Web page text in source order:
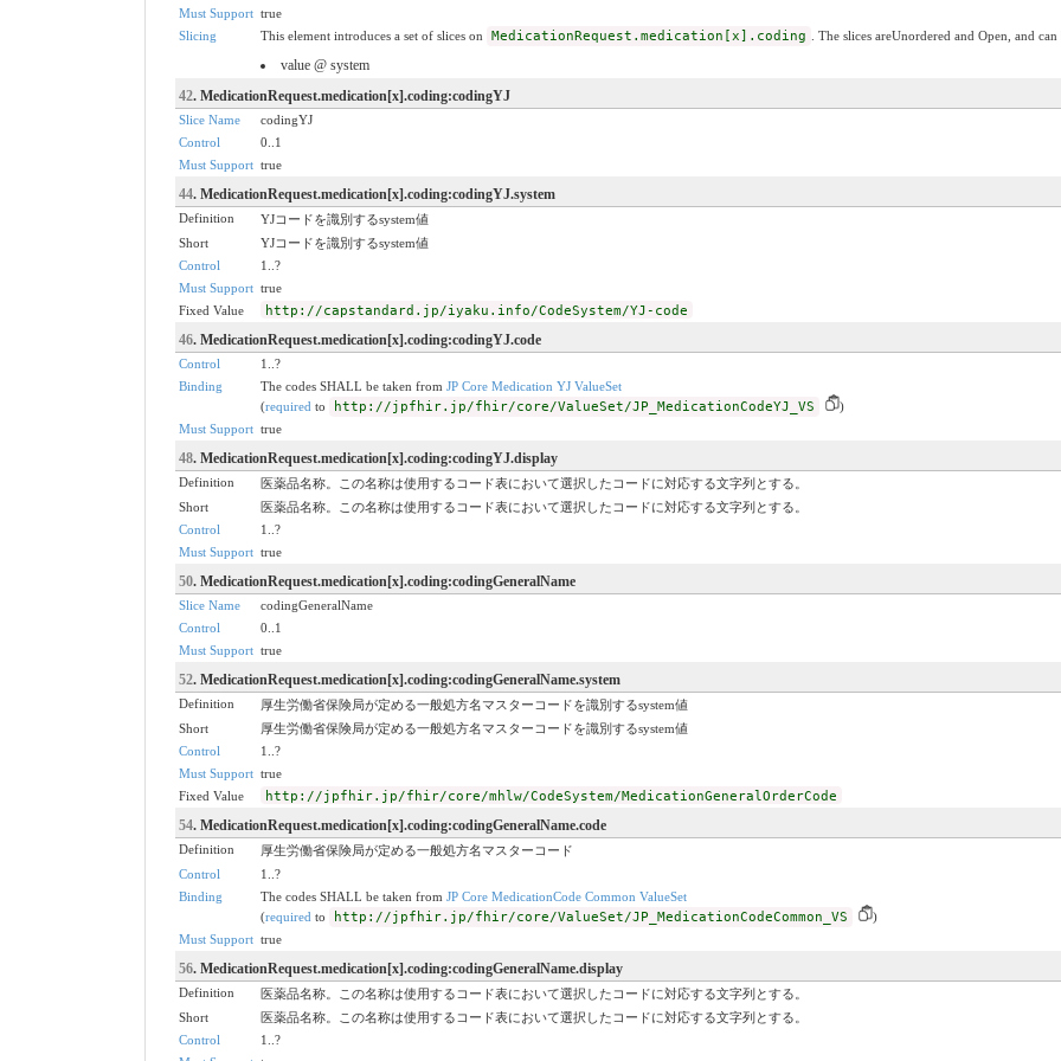
Must Support true
Slicing
This element introduces a set of slices on MedicationRequest.medication[x].coding . The slices areUnordered and Open, and
value @ system
42. MedicationRequest.medication[x].coding:codingYJ
Slice Name
codingYJ
Control
0..1
Must Support true
44. MedicationRequest.medication[x].coding:codingYJ.system
Definition
YJコードを識別するsystem値
Short
YJコードを識別するsystem値
Control
1..?
Must Support true
Fixed Value
http://capstandard.jp/iyaku.info/CodeSystem/YJ-code
46. MedicationRequest.medication[x].coding:codingYJ.code
Control
1..?
Binding
The codes SHALL be taken from JP Core Medication YJ ValueSet
(required to http://jpfhir.jp/fhir/core/ValueSet/JP_MedicationCodeYJ_VS
)
Must Support true
48. MedicationRequest.medication[x].coding:codingYJ.display
Definition
医薬品名称。この名称は使用するコード表において選択したコードに対応する文字列とする。
Short
医薬品名称。この名称は使用するコード表において選択したコードに対応する文字列とする。
Control
1..?
Must Support true
50. MedicationRequest.medication[x].coding:codingGeneralName
Slice Name
codingGeneralName
Control
0..1
Must Support true
52. MedicationRequest.medication[x].coding:codingGeneralName.system
Definition
厚生労働省保険局が定める一般処方名マスターコードを識別するsystem値
Short
厚生労働省保険局が定める一般処方名マスターコードを識別するsystem値
Control
1..?
Must Support true
Fixed Value
http://jpfhir.jp/fhir/core/mhlw/CodeSystem/MedicationGeneralOrderCode
54. MedicationRequest.medication[x].coding:codingGeneralName.code
Definition
厚生労働省保険局が定める一般処方名マスターコード
Control
1..?
Binding
The codes SHALL be taken from JP Core MedicationCode Common ValueSet
(required to http://jpfhir.jp/fhir/core/ValueSet/JP_MedicationCodeCommon_VS
)
Must Support true
56. MedicationRequest.medication[x].coding:codingGeneralName.display
Definition
医薬品名称。この名称は使用するコード表において選択したコードに対応する文字列とする。
Short
医薬品名称。この名称は使用するコード表において選択したコードに対応する文字列とする。
Control
1..?